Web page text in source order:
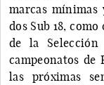
marcas mínimas
dos Sub 18,
de la
campeonatos de
las próximas